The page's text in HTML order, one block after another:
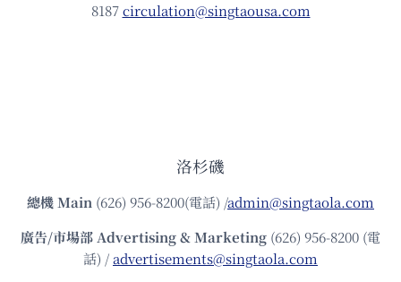
8187circulation@singtaousa.com
洛杉磯
總機Main (626) 956-8200(電話) /admin@singtaola.com
廣告/市場部Advertising & Marketing (626) 956-8200 (電
話) /advertisements@singtaola.com